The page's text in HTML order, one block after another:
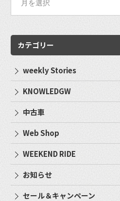
カテゴリー
weekly Stories
KNOWLEDGW
中古車
Web Shop
WEEKEND RIDE
お知らせ
セール＆キャンペーン